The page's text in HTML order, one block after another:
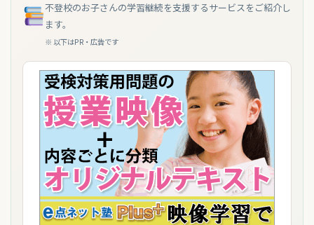
不登校のお子さんの学習継続を支援するサービスをご紹介し
ます。
※ 以下はPR・広告です